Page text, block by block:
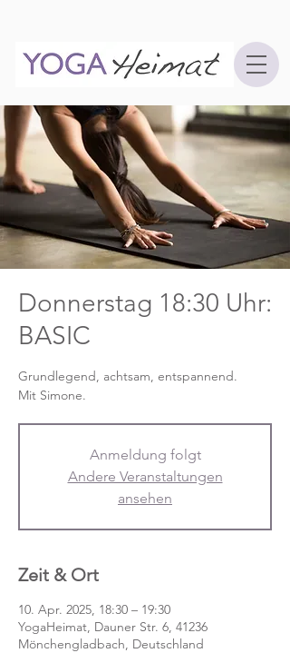
Donnerstag 18:30 Uhr:
BASIC
Grundlegend, achtsam, entspannend.
Mit Simone.
Anmeldung folgt
Andere Veranstaltungen
ansehen
Zeit & Ort
10. Apr. 2025, 18:30 – 19:30
YogaHeimat, Dauner Str. 6, 41236
Mönchengladbach, Deutschland